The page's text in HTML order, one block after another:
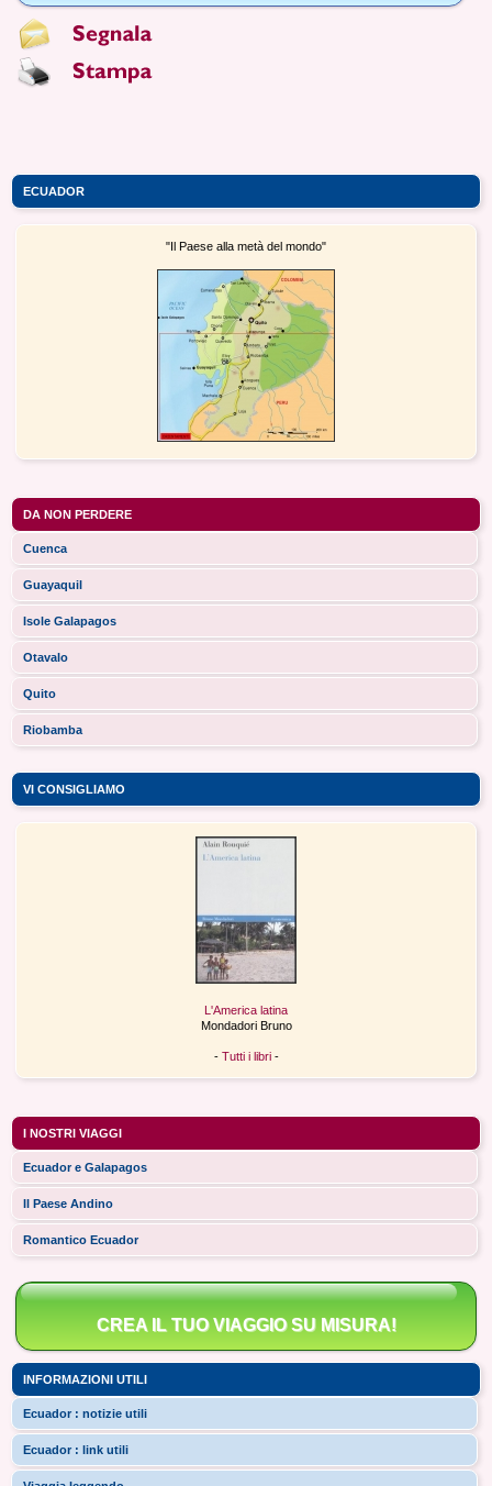
ECUADOR
"Il Paese alla metà del mondo"
DA NON PERDERE
Cuenca
Guayaquil
Isole Galapagos
Otavalo
Quito
Riobamba
VI CONSIGLIAMO
L'America latina
Mondadori Bruno
- Tutti i libri-
I NOSTRI VIAGGI
Ecuador e Galapagos
Il Paese Andino
Romantico Ecuador
CREA IL TUO VIAGGIO SU MISURA!
INFORMAZIONI UTILI
Ecuador : notizie utili
Ecuador : link utili